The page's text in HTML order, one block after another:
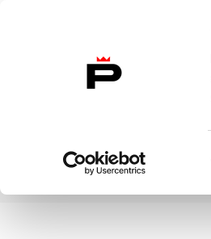
Etusivulle
Etusivu